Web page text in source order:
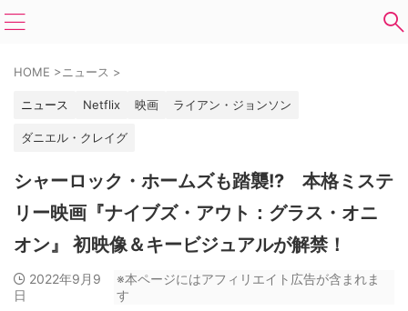
HOME >ニュース >
ニュース Netflix 映画 ライアン・ジョンソン
ダニエル・クレイグ
シャーロック・ホームズも踏襲!? 本格ミステ
リー映画『ナイブズ・アウト：グラス・オニ
オン』 初映像＆キービジュアルが解禁！
2022年9月9
日
※本ページにはアフィリエイト広告が含まれま
す